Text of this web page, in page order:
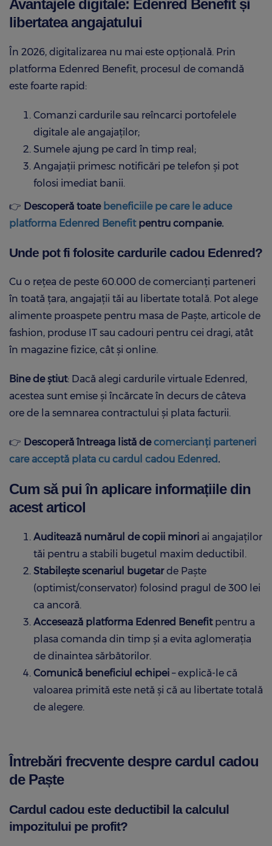
Avantajele digitale: Edenred Benefit și
libertatea angajatului
În 2026, digitalizarea nu mai este opțională. Prin
platforma Edenred Benefit, procesul de comandă
este foarte rapid:
Comanzi cardurile sau reîncarci portofelele
digitale ale angajaților;
Sumele ajung pe card în timp real;
Angajații primesc notificări pe telefon și pot
folosi imediat banii.
👉 Descoperă toate beneficiile pe care le aduce
platforma Edenred Benefitpentru companie.
Unde pot fi folosite cardurile cadou Edenred?
Cu o rețea de peste 60.000 de comercianți parteneri
în toată țara, angajații tăi au libertate totală. Pot alege
alimente proaspete pentru masa de Paște, articole de
fashion, produse IT sau cadouri pentru cei dragi, atât
în magazine fizice, cât și online.
Bine de știut: Dacă alegi cardurile virtuale Edenred,
acestea sunt emise și încărcate în decurs de câteva
ore de la semnarea contractului și plata facturii.
👉 Descoperă întreaga listă decomercianți parteneri
care acceptă plata cu cardul cadou Edenred .
Cum să pui în aplicare informațiile din
acest articol
Auditează numărul de copii minori ai angajaților
tăi pentru a stabili bugetul maxim deductibil.
Stabilește scenariul bugetarde Paște
(optimist/conservator) folosind pragul de 300 lei
ca ancoră.
Accesează platforma Edenred Benefitpentru a
plasa comanda din timp și a evita aglomerația
de dinaintea sărbătorilor.
Comunică beneficiul echipei – explică-le că
valoarea primită este netă și că au libertate totală
de alegere.
Întrebări frecvente despre cardul cadou
de Paște
Cardul cadou este deductibil la calculul
impozitului pe profit?